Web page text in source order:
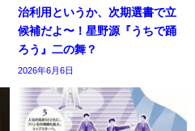
治利用というか、次期選書で立
候補だよ〜！星野源『うちで踊
ろう』二の舞？
2026年6月6日